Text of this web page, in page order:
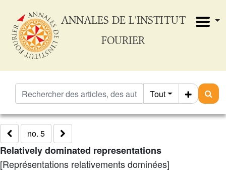
ANNALES DE L'INSTITUT
FOURIER
Tout
no. 5
Relatively dominated representations
[Représentations relativements dominées]